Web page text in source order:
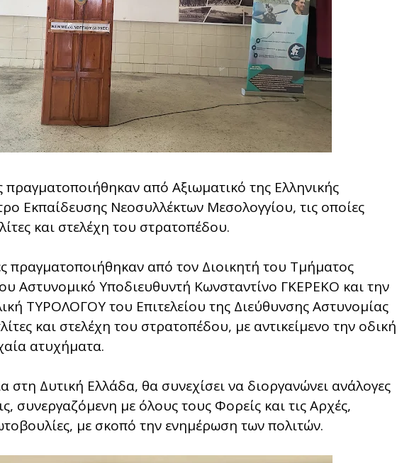
πραγματοποιήθηκαν από Αξιωματικό της Ελληνικής
Εκπαίδευσης Νεοσυλλέκτων Μεσολογγίου, τις οποίες
και στελέχη του στρατοπέδου.
πραγματοποιήθηκαν από τον Διοικητή του Τμήματος
Αστυνομικό Υποδιευθυντή Κωνσταντίνο ΓΚΕΡΕΚΟ και την
ΤΥΡΟΛΟΓΟΥ του Επιτελείου της Διεύθυνσης Αστυνομίας
και στελέχη του στρατοπέδου, με αντικείμενο την οδική
ατυχήματα.
στη Δυτική Ελλάδα, θα συνεχίσει να διοργανώνει ανάλογες
συνεργαζόμενη με όλους τους Φορείς και τις Αρχές,
με σκοπό την ενημέρωση των πολιτών.